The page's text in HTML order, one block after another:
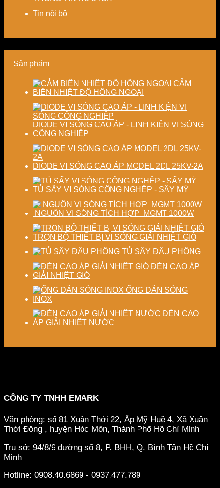
nâng
thành
phí
sản
năng
chất
lượng
phẩm
pháp
tiết
kiệm
lượng
định
lượng
sấy
nghiệp
Tin nội bộ
Sản phẩm
CẢM
BIẾN NHIỆT ĐỘ HỒNG NGOẠI
DIODE VI SÓNG CAO ÁP - LINH KIỆN VI SÓNG
CÔNG NGHIỆP
DIODE VI SÓNG CAO ÁP MODEL 2DL 25KV-2A
TỦ SẤY VI SÓNG CÔNG NGHỆP - SẤY MỲ
NGUỒN VI SÓNG TÍCH HỢP MGMT 1000W
TRỌN BỘ THIẾT BỊ VI SÓNG GIẢI NHIỆT GIÓ
TỦ SẤY ĐẬU PHỘNG
ĐÈN CAO ÁP
GIẢI NHIỆT GIÓ
ỐNG DẪN SÓNG
INOX
ĐÈN CAO
ÁP GIẢI NHIỆT NƯỚC
CÔNG TY TNHH EMARK
Văn phòng: số 81 Xuân Thới 22, Ấp Mỹ Huề 4, Xã Xuân
Thới Đông , huyện Hóc Môn, Thành Phố Hồ Chí Minh
Trụ sở: 94/8/9 đường số 8, P. BHH, Q. Bình Tân Hồ Chí
Minh
Hotline: 0908.40.6869 - 0937.477.789